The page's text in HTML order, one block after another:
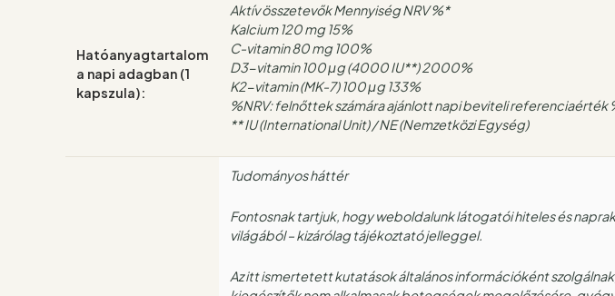
Hatóanyagtartalom
a napi adagban (1
kapszula):
Aktív összetevők Mennyiség NRV %*
Kalcium 120 mg 15%
C-vitamin 80 mg 100%
D3-vitamin 100 μg (4000 IU**) 2000%
K2-vitamin (MK-7) 100 μg 133%
%NRV: felnőttek számára ajánlott napi beviteli referenciaérték
** IU (International Unit) / NE (Nemzetközi Egység)
Tudományos háttér
Fontosnak tartjuk, hogy weboldalunk látogatói hiteles és
világából – kizárólag tájékoztató jelleggel.
Az itt ismertetett kutatások általános információként